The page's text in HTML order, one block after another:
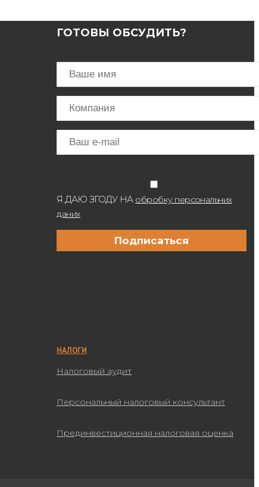
ГОТОВЫ ОБСУДИТЬ?
Я ДАЮ ЗГОДУ НА обробку персональних
даних
НАЛОГИ
Налоговый аудит
Персональный налоговый консультант
Прединвестиционная налоговая оценка